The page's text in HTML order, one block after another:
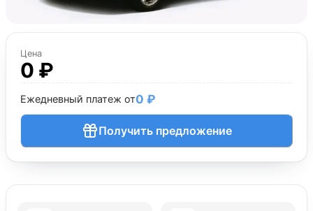
Цена
0 ₽
Ежедневный платеж от0 ₽
Получить предложение